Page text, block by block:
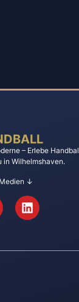
– Erlebe
in Wilhelmshaven.
↓